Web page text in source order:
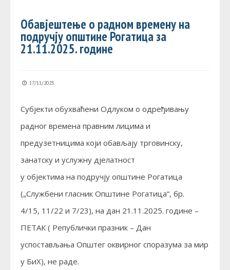
Обавјештење о радном времену на
подручју општине Рогатица за
21.11.2025. године
17/11/2025
Субјекти обухваћени Одлуком о одређивању
радног времена правним лицима и
предузетницима који обављају трговинску,
занатску и услужну дјелатност
у објектима на подручју општине Рогатица
(„Службени гласник Општине Рогатица“, бр.
4/15, 11/22 и 7/23), на дан 21.11.2025. године –
ПЕТАК ( Републички празник – Дан
успостављања Општег оквирног споразума за мир
у БиХ), не раде.